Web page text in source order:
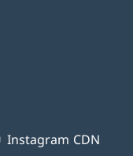
Instagram CDN